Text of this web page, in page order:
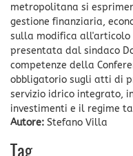
metropolitana si
gestione finanziaria,
sulla modifica
presentata dal sindaco
competenze della
obbligatorio sugli atti di
servizio idrico integrato,
investimenti e il regime
Autore: Stefano Villa
Tag